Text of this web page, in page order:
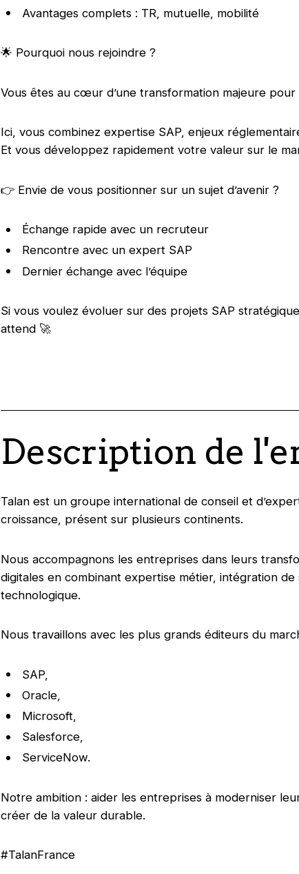
Avantages complets : TR, mutuelle, mobilité
🌟 Pourquoi nous rejoindre ?
Vous êtes au cœur d’une transformation majeure
Ici, vous combinez expertise SAP, enjeux
Et vous développez rapidement votre valeur sur le
👉 Envie de vous positionner sur un sujet d’avenir ?
Échange rapide avec un recruteur
Rencontre avec un expert SAP
Dernier échange avec l’équipe
Si vous voulez évoluer sur des projets SAP
attend 🚀
Description de
Talan est un groupe international de conseil et
croissance, présent sur plusieurs continents.
Nous accompagnons les entreprises dans leurs
digitales en combinant expertise métier, intégration
technologique.
Nous travaillons avec les plus grands éditeurs du
SAP,
Oracle,
Microsoft,
Salesforce,
ServiceNow.
Notre ambition : aider les entreprises à moderniser
créer de la valeur durable.
#TalanFrance